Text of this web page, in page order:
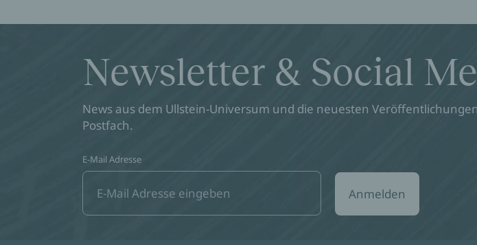
Newsletter & Social
News aus dem Ullstein-Universum und die neuesten
Postfach.
E-Mail Adresse
Anmelden